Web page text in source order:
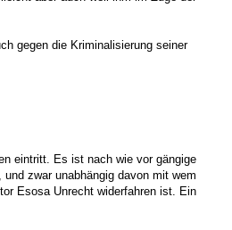
gegen die Kriminalisierung seiner
eintritt. Es ist nach wie vor gängige
zwar unabhängig davon mit wem
Esosa Unrecht widerfahren ist. Ein